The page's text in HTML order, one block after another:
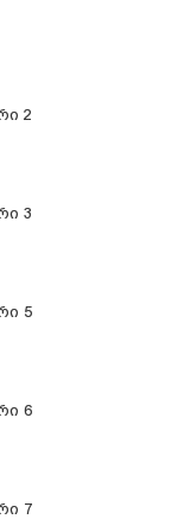
2
3
5
6
7